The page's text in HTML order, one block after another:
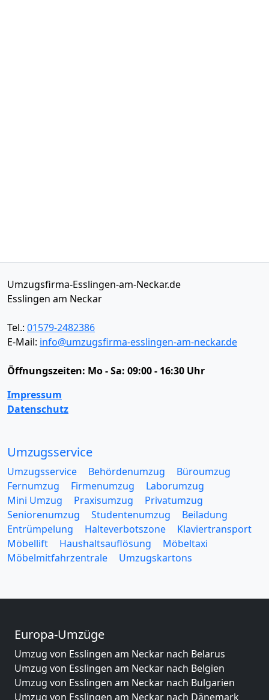
Umzugsfirma-Esslingen-am-Neckar.de
Esslingen am Neckar
Tel.: 01579-2482386
E-Mail: info@umzugsfirma-esslingen-am-neckar.de
Öffnungszeiten: Mo - Sa: 09:00 - 16:30 Uhr
Impressum
Datenschutz
Umzugsservice
Umzugsservice Behördenumzug
Büroumzug
Fernumzug
Firmenumzug
Laborumzug
Mini Umzug
Praxisumzug
Privatumzug
Seniorenumzug
Studentenumzug
Beiladung
Entrümpelung
Halteverbotszone
Klaviertransport
Möbellift
Haushaltsauflösung
Möbeltaxi
Möbelmitfahrzentrale
Umzugskartons
Europa-Umzüge
Umzug von Esslingen am Neckar nach Belarus
Umzug von Esslingen am Neckar nach Belgien
Umzug von Esslingen am Neckar nach Bulgarien
Umzug von Esslingen am Neckar nach Dänemark